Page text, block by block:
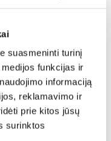
suasmeninti turinį
funkcijas ir
informaciją
reklamavimo ir
prie kitos jūsų
surinktos